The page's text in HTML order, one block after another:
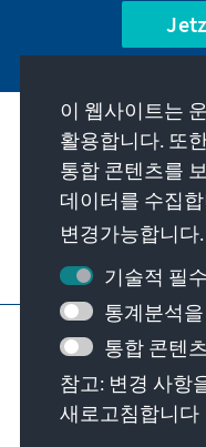
우리의 과제
연락처
재단에서 제공하는
요목 개인
Erklärung zur
© Konrad-
이 웹사이트는
활용합니다. 또
통합 콘텐츠를
데이터를 수집
변경가능합니다.
기술적 필
통계분석
통합 콘텐
참고: 변경 사항
새로고침합니다